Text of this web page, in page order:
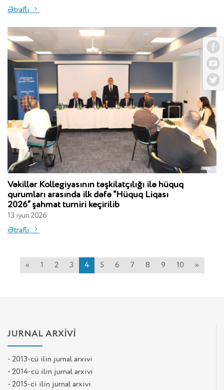
Ətraflı
Vəkillər Kollegiyasının təşkilatçılığı ilə hüquq
qurumları arasında ilk dəfə “Hüquq Liqası
2026” şahmat turniri keçirilib
13 iyun 2026
Ətraflı
« 1 2 3 4 5 6 7 8 9 10 »
JURNAL ARXİVİ
- 2013-cü ilin jurnal arxivi
- 2014-cü ilin jurnal arxivi
- 2015-ci ilin jurnal arxivi